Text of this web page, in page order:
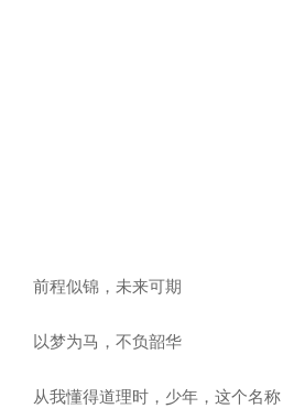
前程似锦，未来可期
以梦为马，不负韶华
从我懂得道理时，少年，这个名